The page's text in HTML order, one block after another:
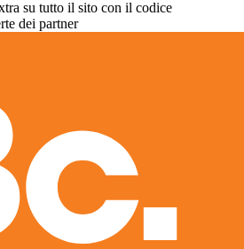
su tutto il sito con il codice
dei partner